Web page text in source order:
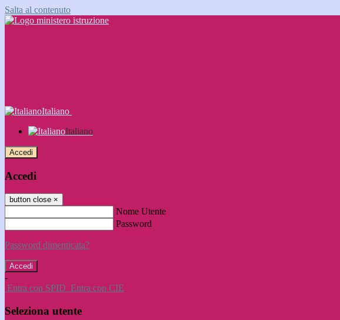
Salta al contenuto
Italiano
Italiano
Accedi
Accedi
button close ×
Nome Utente
Password
Password dimenticata?
-
Entra con SPID Entra con CIE
Seleziona utente